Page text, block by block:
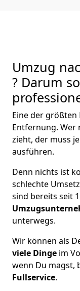
Umzug
? Darum
Eine der
Entfernung. Wer
zieht, der muss
ausführen.
Denn nichts ist
schlechte
sind bereits seit
unterwegs.
Wir können als
viele Dinge im
wenn Du magst,
Fullservice.